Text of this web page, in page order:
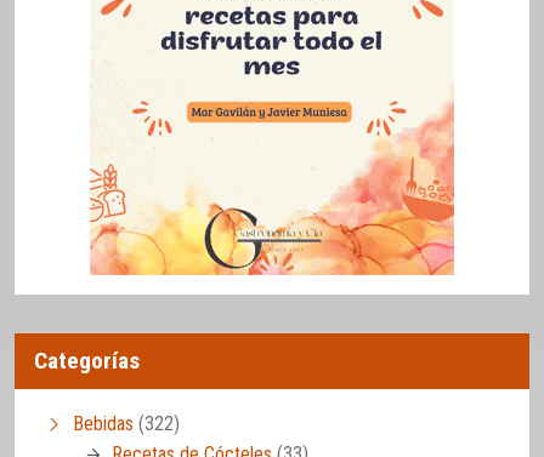
Categorías
Bebidas (322)